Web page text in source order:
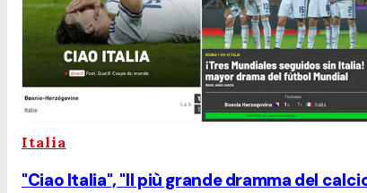
Italia
"Ciao Italia", "Il più grande dramma del